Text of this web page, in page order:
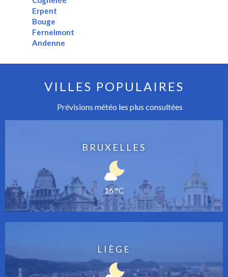
Erpent
Bouge
Fernelmont
Andenne
VILLES POPULAIRES
Prévisions météo les plus consultées
BRUXELLES
16 °C
LIÈGE